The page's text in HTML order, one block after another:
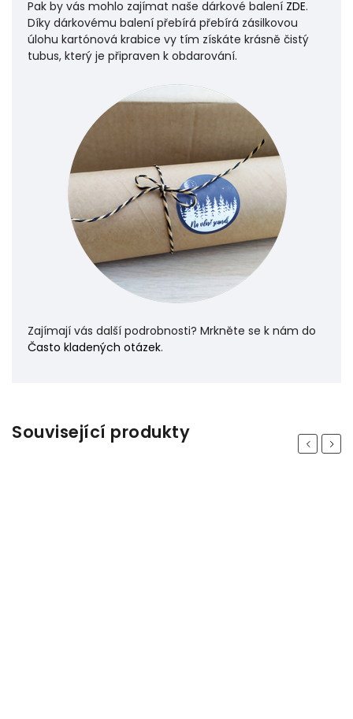
Pak by vás mohlo zajímat naše dárkové balení ZDE.
Díky dárkovému balení přebírá přebírá zásilkovou
úlohu kartónová krabice vy tím získáte krásně čistý
tubus, který je připraven k obdarování.
Zajímají vás další podrobnosti? Mrkněte se k nám do
Často kladených otázek.
Související produkty Previous
Next